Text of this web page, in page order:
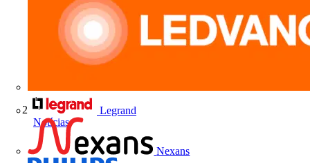
Legrand
Nexans
Notícias